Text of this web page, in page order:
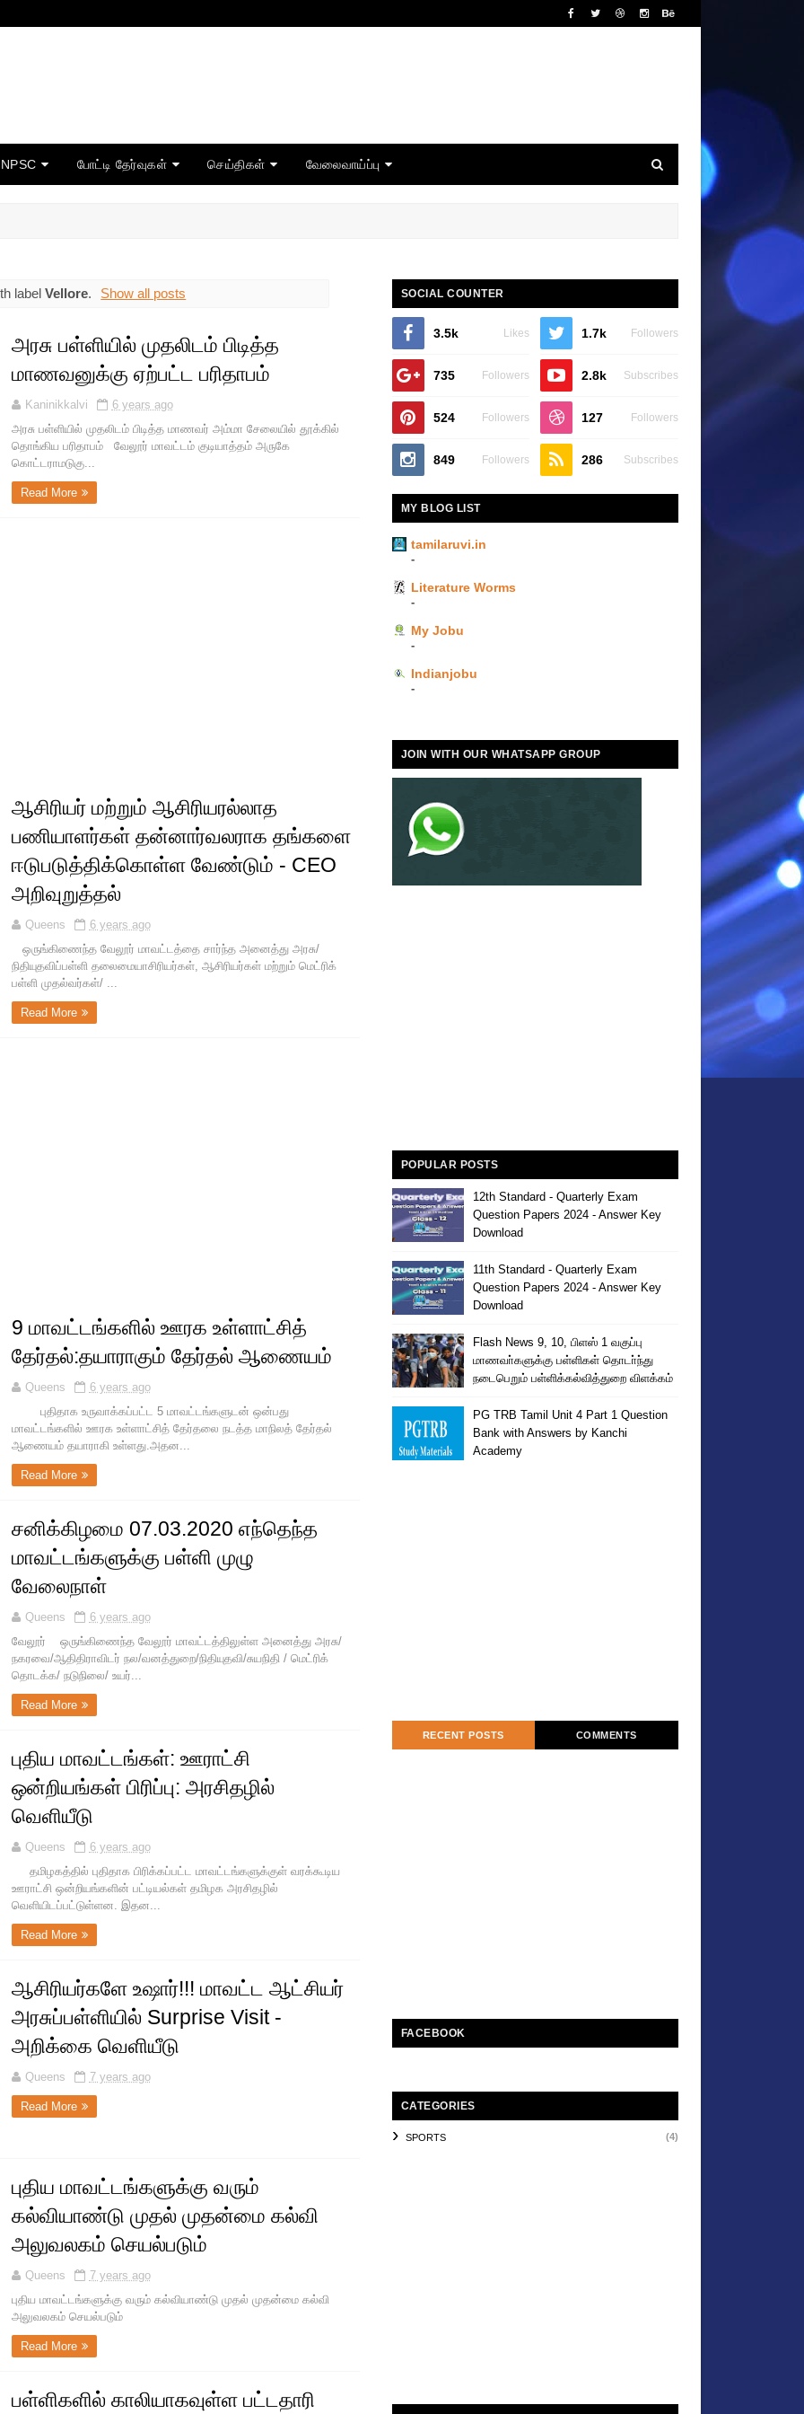
போட்டி தேர்வுகள் செய்திகள் வேலைவாய்ப்பு
labelVellore. Show all posts
அரசு பள்ளியில் முதலிடம் பிடித்த
மாணவனுக்கு ஏற்பட்ட பரிதாபம்
Kaninikkalvi
6 years ago
அரசு பள்ளியில் முதலிடம் பிடித்த மாணவர் அம்மா சேலையில் தூக்கில்
தொங்கிய பரிதாபம் வேலூர் மாவட்டம் குடியாத்தம் அருகே
கொட்டராமடுகு...
Read More
ஆசிரியர் மற்றும் ஆசிரியரல்லாத
பணியாளர்கள் தன்னார்வலராக தங்களை
ஈடுபடுத்திக்கொள்ள வேண்டும் - CEO
அறிவுறுத்தல்
Queens
6 years ago
ஒருங்கிணைந்த வேலூர் மாவட்டத்தை சார்ந்த அனைத்து அரசு/
நிதியுதவிப்பள்ளி தலைமையாசிரியர்கள், ஆசிரியர்கள் மற்றும் மெட்ரிக்
பள்ளி முதல்வர்கள்/ ...
Read More
9 மாவட்டங்களில் ஊரக உள்ளாட்சித்
தேர்தல்:தயாராகும் தேர்தல் ஆணையம்
Queens
6 years ago
புதிதாக உருவாக்கப்பட்ட 5 மாவட்டங்களுடன் ஒன்பது
மாவட்டங்களில் ஊரக உள்ளாட்சித் தேர்தலை நடத்த மாநிலத் தேர்தல்
ஆணையம் தயாராகி உள்ளது.அதன...
Read More
சனிக்கிழமை 07.03.2020 எந்தெந்த
மாவட்டங்களுக்கு பள்ளி முழு
வேலைநாள்
Queens
6 years ago
வேலூர் ஒருங்கிணைந்த வேலூர் மாவட்டத்திலுள்ள அனைத்து அரசு/
நகரவை/ஆதிதிராவிடர் நல/வனத்துறை/நிதியுதவி/சுயநிதி / மெட்ரிக்
தொடக்க/ நடுநிலை/ உயர்...
Read More
புதிய மாவட்டங்கள்: ஊராட்சி
ஒன்றியங்கள் பிரிப்பு: அரசிதழில்
வெளியீடு
Queens
6 years ago
தமிழகத்தில் புதிதாக பிரிக்கப்பட்ட மாவட்டங்களுக்குள் வரக்கூடிய
ஊராட்சி ஒன்றியங்களின் பட்டியல்கள் தமிழக அரசிதழில்
வெளியிடப்பட்டுள்ளன. இதன...
Read More
ஆசிரியர்களே உஷார்!!! மாவட்ட ஆட்சியர்
அரசுப்பள்ளியில் Surprise Visit -
அறிக்கை வெளியீடு
Queens 7 years ago
Read More
புதிய மாவட்டங்களுக்கு வரும்
கல்வியாண்டு முதல் முதன்மை கல்வி
அலுவலகம் செயல்படும்
Queens
7 years ago
புதிய மாவட்டங்களுக்கு வரும் கல்வியாண்டு முதல் முதன்மை கல்வி
அலுவலகம் செயல்படும்
Read More
பள்ளிகளில் காலியாகவுள்ள பட்டதாரி
SOCIAL COUNTER
3.5k Likes 1.7k Followers
735 Followers 2.8k Subscribes
524 Followers 127 Followers
849 Followers 286 Subscribes
MY BLOG LIST
tamilaruvi.in
-
Literature Worms
-
My Jobu
-
Indianjobu
-
JOIN WITH OUR WHATSAPP GROUP
POPULAR POSTS
12th Standard - Quarterly Exam
Question Papers 2024 - Answer Key
Download
11th Standard - Quarterly Exam
Question Papers 2024 - Answer Key
Download
Flash News 9, 10, பிளஸ் 1 வகுப்பு
மாணவா்களுக்கு பள்ளிகள் தொடா்ந்து
நடைபெறும் பள்ளிக்கல்வித்துறை விளக்கம்
PG TRB Tamil Unit 4 Part 1 Question
Bank with Answers by Kanchi
Academy
RECENT POSTS COMMENTS
FACEBOOK
CATEGORIES
SPORTS (4)